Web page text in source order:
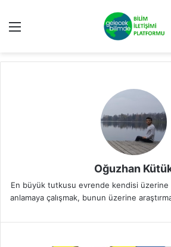
Oğuzhan
En büyük tutkusu evrende kendisi üzerine
anlamaya çalışmak, bunun üzerine